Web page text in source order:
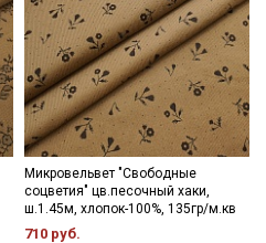
Микровельвет "Свободные
соцветия" цв.песочный хаки,
ш.1.45м, хлопок-100%, 135гр/м.кв
710 руб.